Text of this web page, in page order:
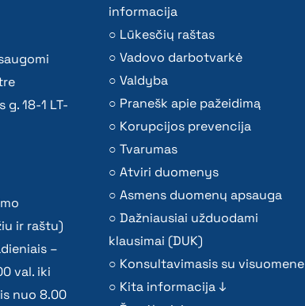
g. 18-1 LT-
ir raštu)
–
val. iki
nuo 8.00
informacija
Lūkesčių raštas
Vadovo darbotvarkė
Valdyba
Pranešk apie pažeidimą
Korupcijos prevencija
Tvarumas
Atviri duomenys
Asmens duomenų apsauga
Dažniausiai užduodami
klausimai (DUK)
Konsultavimasis su visuomene
Kita informacija ↓